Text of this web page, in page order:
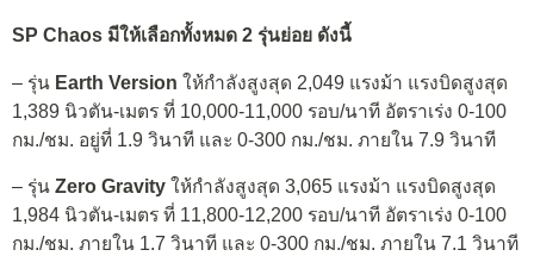
SP Chaos มีให้เลือกทั้งหมด 2 รุ่นย่อย ดังนี้
– รุ่น Earth Version ให้กำลังสูงสุด 2,049 แรงม้า แรงบิดสูงสุด
1,389 นิวตัน-เมตร ที่ 10,000-11,000 รอบ/นาที อัตราเร่ง 0-100
กม./ชม. อยู่ที่ 1.9 วินาที และ 0-300 กม./ชม. ภายใน 7.9 วินาที
– รุ่น Zero Gravity ให้กำลังสูงสุด 3,065 แรงม้า แรงบิดสูงสุด
1,984 นิวตัน-เมตร ที่ 11,800-12,200 รอบ/นาที อัตราเร่ง 0-100
กม./ชม. ภายใน 1.7 วินาที และ 0-300 กม./ชม. ภายใน 7.1 วินาที